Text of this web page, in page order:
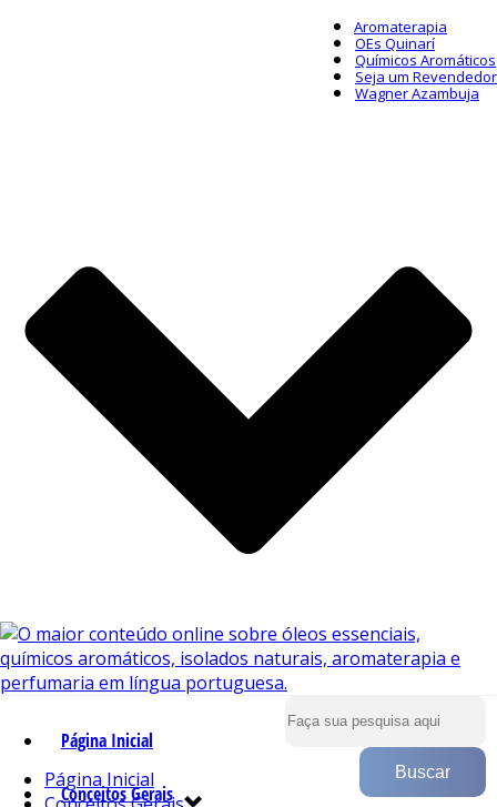
Aromaterapia
OEs Quinarí
Químicos Aromáticos
Seja um Revendedor
Wagner Azambuja
Página Inicial
Conceitos Gerais
Página Inicial